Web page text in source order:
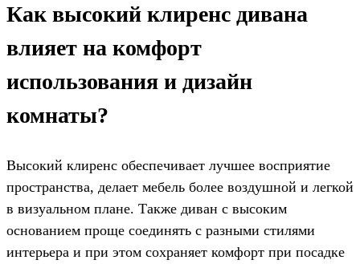
Как высокий клиренс дивана
влияет на комфорт
использования и дизайн
комнаты?
Высокий клиренс обеспечивает лучшее восприятие
пространства, делает мебель более воздушной и легкой
в визуальном плане. Также диван с высоким
основанием проще соединять с разными стилями
интерьера и при этом сохраняет комфорт при посадке